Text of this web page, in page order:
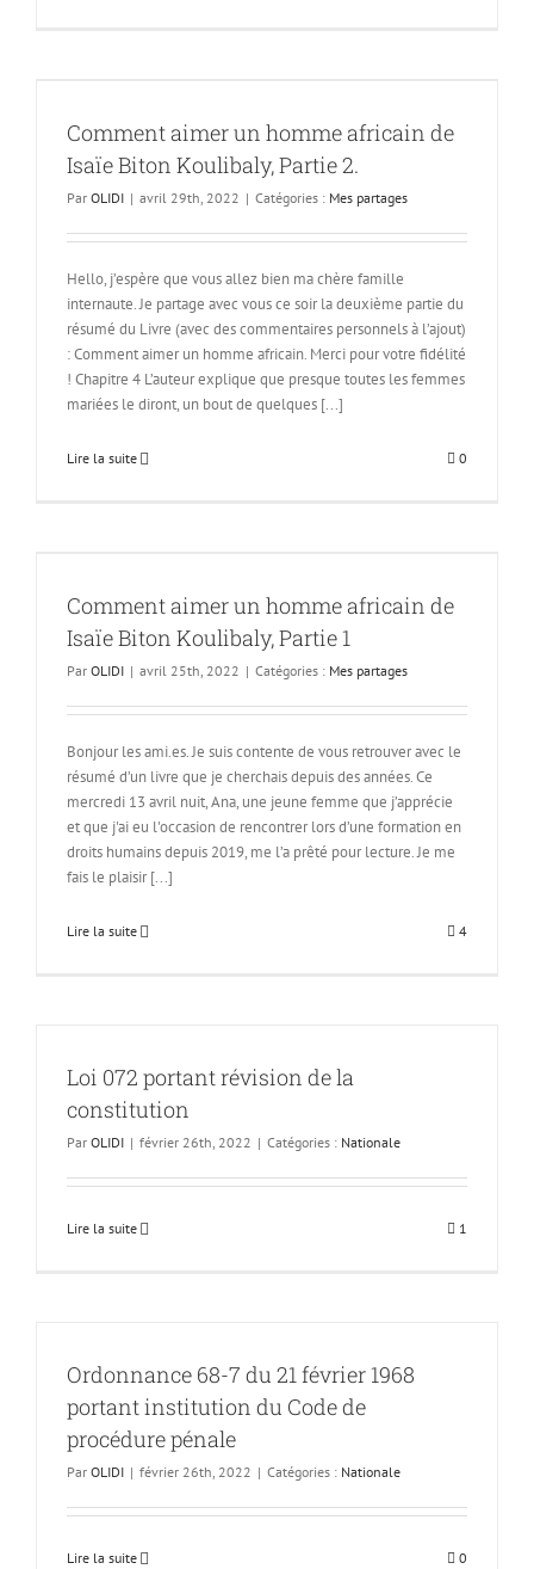
Comment aimer un homme africain de
Isaïe Biton Koulibaly, Partie 2.
Par OLIDI | avril 29th, 2022 | Catégories : Mes partages
Hello, j’espère que vous allez bien ma chère famille
internaute. Je partage avec vous ce soir la deuxième partie du
résumé du Livre (avec des commentaires personnels à l’ajout)
: Comment aimer un homme africain. Merci pour votre fidélité
! Chapitre 4 L’auteur explique que presque toutes les femmes
mariées le diront, un bout de quelques [...]
Lire la suite 0
Comment aimer un homme africain de
Isaïe Biton Koulibaly, Partie 1
Par OLIDI | avril 25th, 2022 | Catégories : Mes partages
Bonjour les ami.es. Je suis contente de vous retrouver avec le
résumé d’un livre que je cherchais depuis des années. Ce
mercredi 13 avril nuit, Ana, une jeune femme que j’apprécie
et que j'ai eu l'occasion de rencontrer lors d’une formation en
droits humains depuis 2019, me l’a prêté pour lecture. Je me
fais le plaisir [...]
Lire la suite 4
Loi 072 portant révision de la
constitution
Par OLIDI | février 26th, 2022 | Catégories : Nationale
Lire la suite 1
Ordonnance 68-7 du 21 février 1968
portant institution du Code de
procédure pénale
Par OLIDI | février 26th, 2022 | Catégories : Nationale
Lire la suite 0